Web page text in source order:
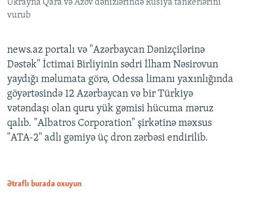
Ukrayna Qara və Azov dənizlərində Rusiya tankerlərini
vurub
news.az portalı və "Azərbaycan Dənizçilərinə
Dəstək" İctimai Birliyinin sədri İlham Nəsirovun
yaydığı məlumata görə, Odessa limanı yaxınlığında
göyərtəsində 12 Azərbaycan və bir Türkiyə
vətəndaşı olan quru yük gəmisi hücuma məruz
qalıb. "Albatros Corporation" şirkətinə məxsus
"ATA-2" adlı gəmiyə üç dron zərbəsi endirilib.
Ətraflı burada oxuyun